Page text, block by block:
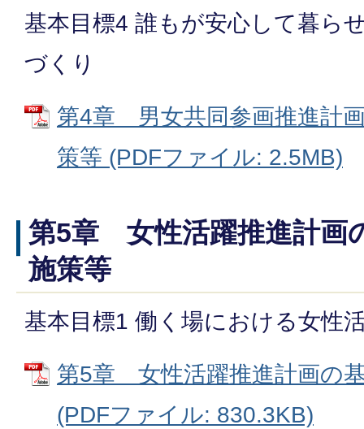
基本目標4 誰もが安心して暮ら
づくり
第4章 男女共同参画推進計
策等 (PDFファイル: 2.5MB)
第5章 女性活躍推進計画
施策等
基本目標1 働く場における女性
第5章 女性活躍推進計画の
(PDFファイル: 830.3KB)